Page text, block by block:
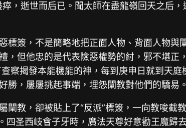
，逝世而后已。聞太師在盡龍嶺回天之后
標簽，不是簡略地把正面人物、背面人物
，但他忠的是代表險惡權勢的紂，邪不堪
察揭發本能機能的神，每到庚申日就到天
勝，屢屢挑起事端，埋怨闡教對他們的驕易。
闡教，卻被貼上了“反派”標簽，一向教唆
圣西岐會子牙時，廣法天尊好意勸王魔歸